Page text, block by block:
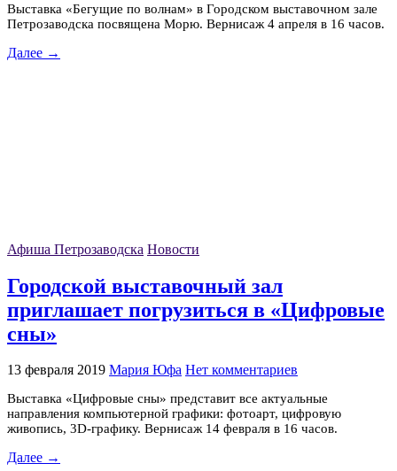
Выставка «Бегущие по волнам» в Городском выставочном зале
Петрозаводска посвящена Морю. Вернисаж 4 апреля в 16 часов.
Далее →
Афиша Петрозаводска Новости
Городской выставочный зал
приглашает погрузиться в «Цифровые
сны»
13 февраля 2019 Мария Юфа Нет комментариев
Выставка «Цифровые сны» представит все актуальные
направления компьютерной графики: фотоарт, цифровую
живопись, 3D-графику. Вернисаж 14 февраля в 16 часов.
Далее →